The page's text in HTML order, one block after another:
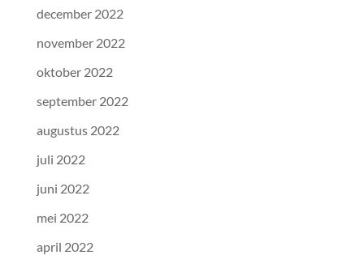
december 2022
november 2022
oktober 2022
september 2022
augustus 2022
juli 2022
juni 2022
mei 2022
april 2022